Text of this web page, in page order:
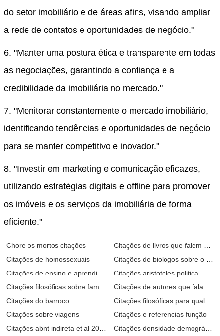
do setor imobiliário e de áreas afins, visando ampliar
a rede de contatos e oportunidades de negócio."
6. "Manter uma postura ética e transparente em todas
as negociações, garantindo a confiança e a
credibilidade da imobiliária no mercado."
7. "Monitorar constantemente o mercado imobiliário,
identificando tendências e oportunidades de negócio
para se manter competitivo e inovador."
8. "Investir em marketing e comunicação eficazes,
utilizando estratégias digitais e offline para promover
os imóveis e os serviços da imobiliária de forma
eficiente."
Chore os mortos citações
Citações de homossexuais
Citações de ensino e aprendizagem
Citações filosóficas sobre familia
Citações do barroco
Citações sobre viagens
Citações abnt indireta et al 2019
Citações de livros que falem
Citações de biologos sobre o
Citações aristoteles politica
Citações de autores que falam
Citações filosóficas para
Citações e referencias função
Citações densidade demográfica